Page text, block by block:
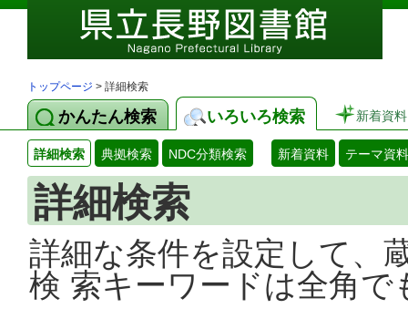
トップページ > 詳細検索
かんたん検索 いろいろ検索 新着資料
詳細検索 典拠検索 NDC分類検索 新着資料 テーマ資料
詳細検索
詳細な条件を設定して、
検 索キーワードは全角